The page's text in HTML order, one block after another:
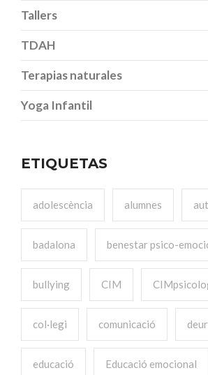
Tallers
TDAH
Terapias naturales
Yoga Infantil
ETIQUETAS
adolescència alumnes
badalona benestar psico-
bullying CIM
col·legi comunicació
educació Educació emocional